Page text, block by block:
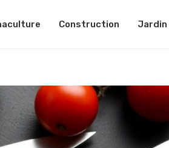
Construction Jardin